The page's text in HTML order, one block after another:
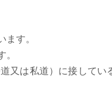
す。
又は私道）に接してい